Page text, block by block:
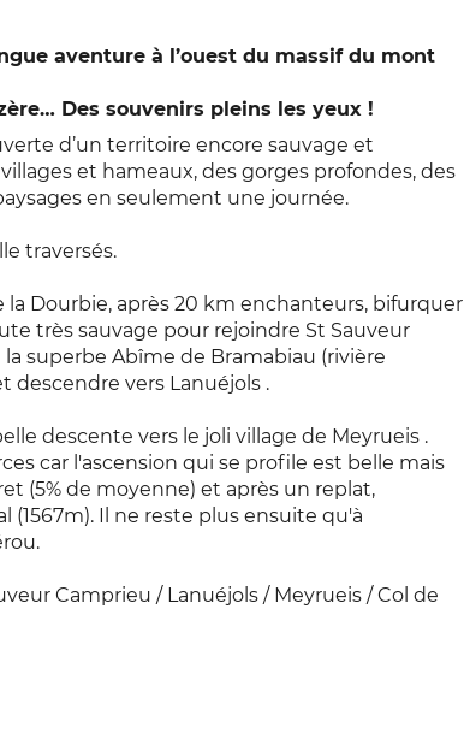
aventure à l’ouest du massif du mont
Des souvenirs pleins les yeux !
d’un territoire encore sauvage et
et hameaux, des gorges profondes, des
en seulement une journée.
traversés.
la Dourbie, après 20 km enchanteurs, bifurquer
très sauvage pour rejoindre St Sauveur
superbe Abîme de Bramabiau (rivière
descendre vers Lanuéjols .
descente vers le joli village de Meyrueis .
car l'ascension qui se profile est belle mais
(5% de moyenne) et après un replat,
Il ne reste plus ensuite qu'à
Camprieu / Lanuéjols / Meyrueis / Col de